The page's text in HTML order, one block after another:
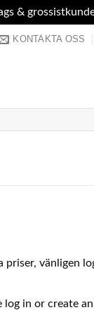
&
KONTAKTA OSS
vänligen
in or create